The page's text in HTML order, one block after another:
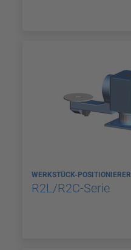
WERKSTÜCK-POSITIONIERER
R2L/R2C-Serie